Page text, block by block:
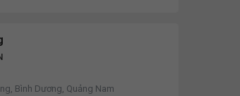
Bình Dương, Quảng Nam